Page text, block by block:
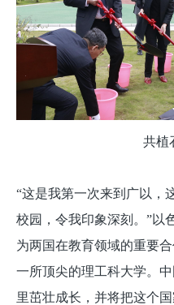
共植
“这是我第一次来到广以，
校园，令我印象深刻。”以
为两国在教育领域的重要
一所顶尖的理工科大学。
里茁壮成长，并将把这个